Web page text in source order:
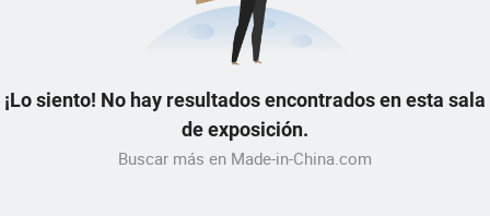
¡Lo siento! No hay resultados encontrados en esta sala
de exposición.
Buscar más en Made-in-China.com